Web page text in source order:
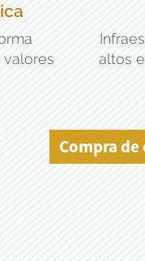
altos
Compra